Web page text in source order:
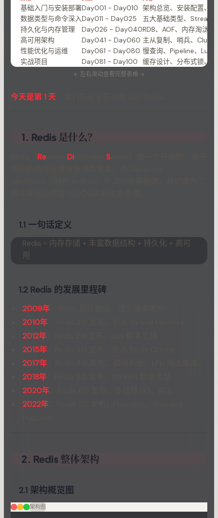
基础入门与安装部署Day001 - Day010 架构总览、安装配置、
数据类型与命令深入Day011 - Day025
五大基础类型、Stream
持久化与内存管理
Day026 - Day040RDB、AOF、内存淘汰策
高可用架构
Day041 - Day060 主从复制、哨兵、
性能优化与运维
Day061 - Day080 慢查询、Pipeline、Lua
实战项目
Day081 - Day100 缓存设计、分布式锁、
← 左右滑动查看完整表格 →
今天是第 1 天，我们先从全局视角认识 Redis。
1. Redis 是什么？
Remote Dictionary Server）是一个开源的、基于
1.1 一句话定义
Redis = 内存存储 + 丰富数据结构 + 持久化 + 高可
用
1.2 Redis 的发展里程碑
2009年：Redis 项目启动，首个版本发布
2010年：Redis 2.0 发布，引入 Virtual Memory
2012年：Redis 2.6 发布，Lua 脚本支持
2015年：Redis 3.0 发布，引入 Redis Cluster
2017年：Redis 4.0 发布，模块系统、LFU 淘汰策略
2018年：Redis 5.0 发布，Stream 数据类型
2020年：Redis 6.0 发布，多线程 I/O、ACL
2022年：Redis 7.0 发布，Function、Sharded
2. Redis 整体架构
2.1 架构概览图
架构图